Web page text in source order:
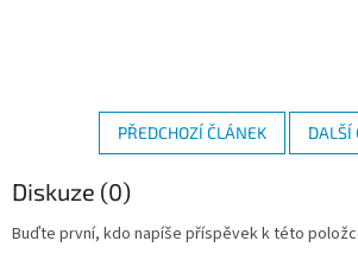
PŘEDCHOZÍ ČLÁNEK DALŠÍ
Diskuze (0)
Buďte první, kdo napíše příspěvek k této